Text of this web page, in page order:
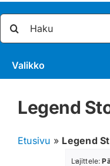
Valikko
Legend
Etusivu » Legend
Lajittele: